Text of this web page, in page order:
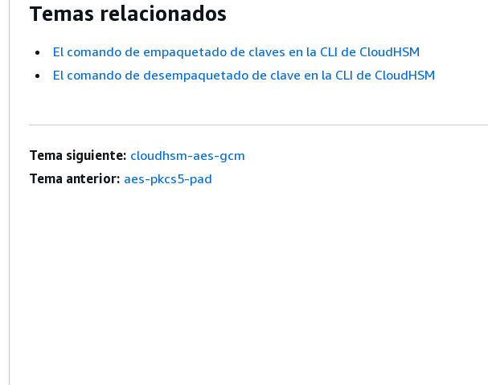
Temas relacionados
El comando de empaquetado de claves en la CLI de CloudHSM
El comando de desempaquetado de clave en la CLI de CloudHSM
Tema siguiente: cloudhsm-aes-gcm
Tema anterior: aes-pkcs5-pad